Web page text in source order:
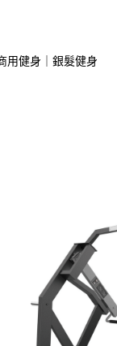
用健身｜銀髮健身